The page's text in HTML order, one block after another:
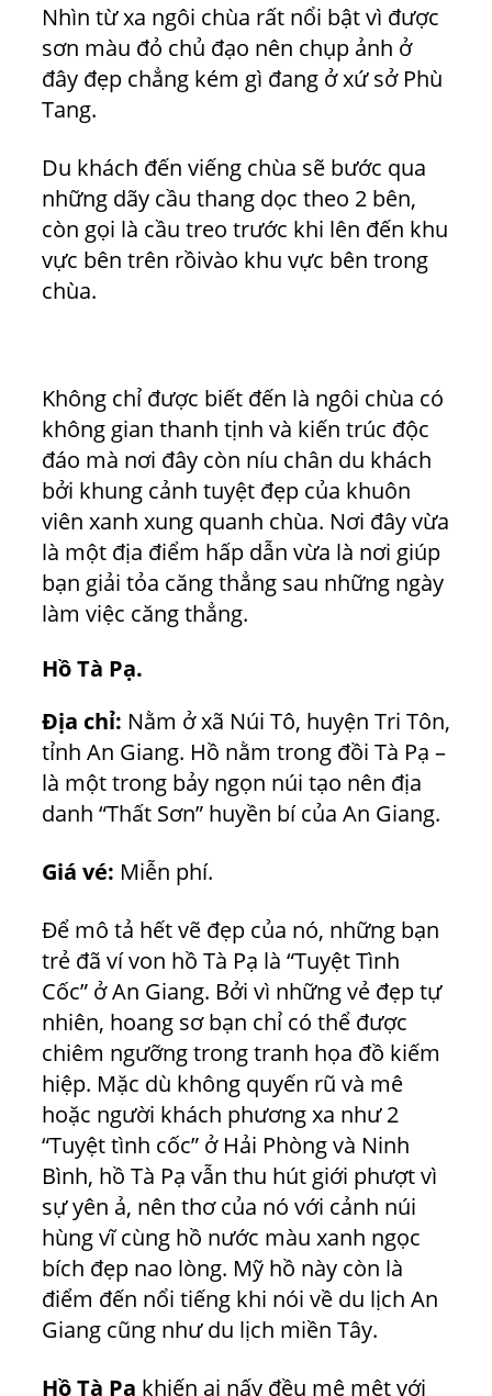
Nhìn từ xa ngôi chùa rất nổi bật vì được
sơn màu đỏ chủ đạo nên chụp ảnh ở
đây đẹp chẳng kém gì đang ở xứ sở Phù
Tang.
Du khách đến viếng chùa sẽ bước qua
những dãy cầu thang dọc theo 2 bên,
còn gọi là cầu treo trước khi lên đến khu
vực bên trên rồivào khu vực bên trong
chùa.
Không chỉ được biết đến là ngôi chùa có
không gian thanh tịnh và kiến trúc độc
đáo mà nơi đây còn níu chân du khách
bởi khung cảnh tuyệt đẹp của khuôn
viên xanh xung quanh chùa. Nơi đây vừa
là một địa điểm hấp dẫn vừa là nơi giúp
bạn giải tỏa căng thẳng sau những ngày
làm việc căng thẳng.
Hồ Tà Pạ.
Địa chỉ: Nằm ở xã Núi Tô, huyện Tri Tôn,
tỉnh An Giang. Hồ nằm trong đồi Tà Pạ –
là một trong bảy ngọn núi tạo nên địa
danh “Thất Sơn” huyền bí của An Giang.
Giá vé: Miễn phí.
Để mô tả hết vẽ đẹp của nó, những bạn
trẻ đã ví von hồ Tà Pạ là “Tuyệt Tình
Cốc” ở An Giang. Bởi vì những vẻ đẹp tự
nhiên, hoang sơ bạn chỉ có thể được
chiêm ngưỡng trong tranh họa đồ kiếm
hiệp. Mặc dù không quyến rũ và mê
hoặc người khách phương xa như 2
“Tuyệt tình cốc” ở Hải Phòng và Ninh
Bình, hồ Tà Pạ vẫn thu hút giới phượt vì
sự yên ả, nên thơ của nó với cảnh núi
hùng vĩ cùng hồ nước màu xanh ngọc
bích đẹp nao lòng. Mỹ hồ này còn là
điểm đến nổi tiếng khi nói về du lịch An
Giang cũng như du lịch miền Tây.
Hồ Tà Pạ khiến ai nấy đều mê mệt với